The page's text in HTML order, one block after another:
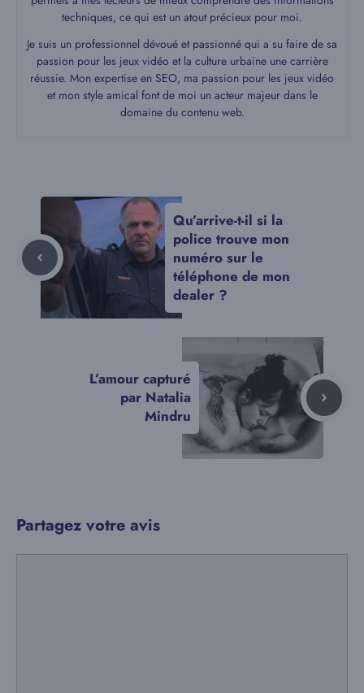
techniques, ce qui est un atout précieux pour moi.
Je suis un professionnel dévoué et passionné qui a su faire de sa
passion pour les jeux vidéo et la culture urbaine une carrière
réussie. Mon expertise en SEO, ma passion pour les jeux vidéo
et mon style amical font de moi un acteur majeur dans le
domaine du contenu web.
Qu’arrive-t-il si la
police trouve mon
numéro sur le
téléphone de mon
dealer ?
L’amour capturé
par Natalia
Mindru
Partagez votre avis